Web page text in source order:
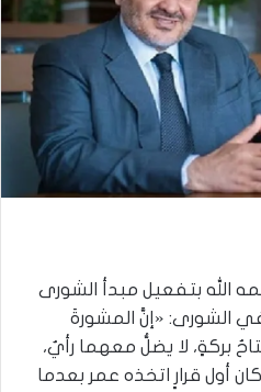
الله بتفعيل مبدأ الشورى
الشورى: «إنَّ المشورةَ
بركةٍ، لا يضلُّ معهما رأيٌ،
أول قرارٍ اتخذه عمر بعدما